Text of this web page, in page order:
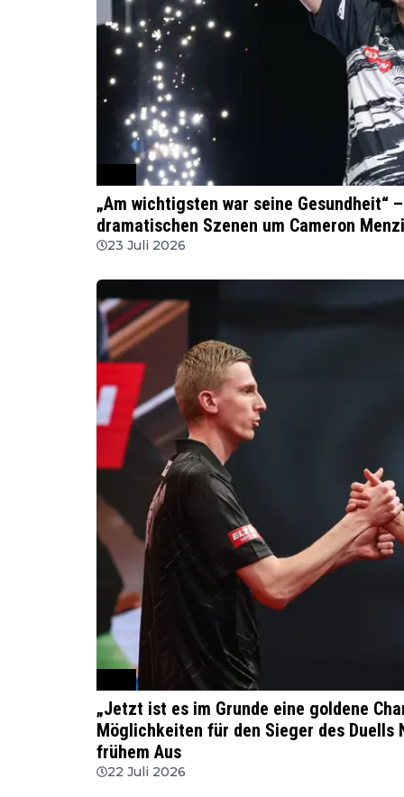
„Am wichtigsten war seine Gesundheit“
dramatischen Szenen um Cameron
23 Juli 2026
„Jetzt ist es im Grunde eine goldene
Möglichkeiten für den Sieger des Duells
frühem Aus
22 Juli 2026